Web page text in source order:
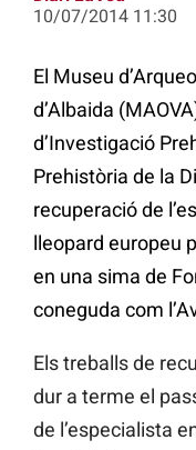
10/07/2014 11:30
El Museu
d’Albaida
d’Investigació
Prehistòria de la
recuperació de
lleopard europeu
en una sima de
coneguda com
Els treballs de
dur a terme el
de l’especialista